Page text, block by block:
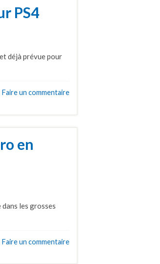
PS4
déjà prévue pour
Faire un commentaire
en
les grosses
Faire un commentaire